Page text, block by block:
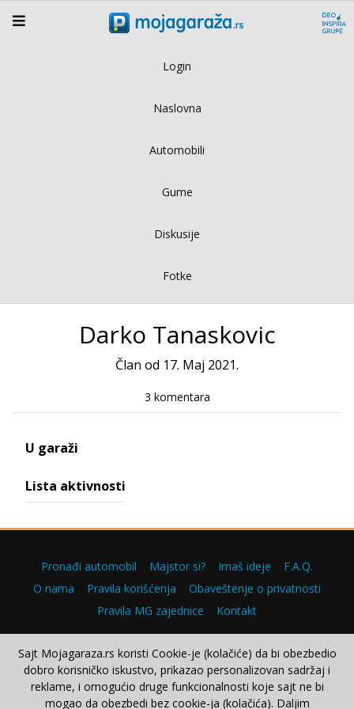
Login
Naslovna
Automobili
Gume
Diskusije
Fotke
Darko Tanaskovic
Član od 17. Maj 2021.
3 komentara
U garaži
Lista aktivnosti
Pronađi automobil Majstor si? Imaš ideje
F.A.Q.
O nama
Pravila korišćenja
Obaveštenje o privatnosti
Pravila MG zajednice
Kontakt
Copyright © 2000–2026.
Sajt Mojagaraza.rs koristi Cookie-je (kolačiće) da bi obezbedio
dobro korisničko iskustvo, prikazao personalizovan sadržaj i
reklame, i omogućio druge funkcionalnosti koje sajt ne bi
mogao da obezbedi bez cookie-ja (kolačića). Daljim